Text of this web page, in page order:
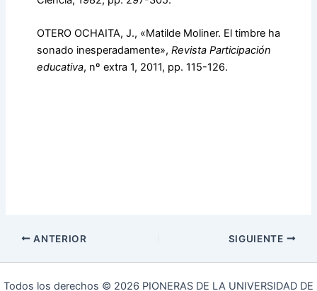
OTERO OCHAITA, J., «Matilde Moliner. El timbre ha
sonado inesperadamente», Revista Participación
educativa, nº extra 1, 2011, pp. 115-126.
ANTERIOR SIGUIENTE
Todos los derechos © 2026 PIONERAS DE LA UNIVERSIDAD DE